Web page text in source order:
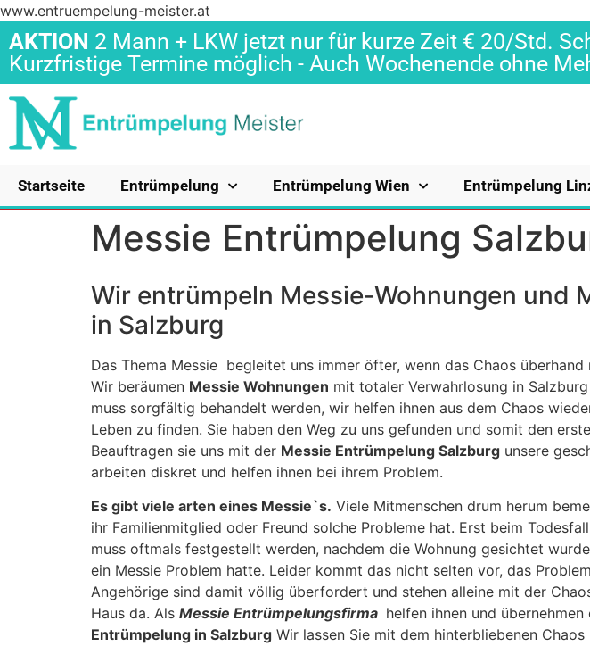
www.entruempelung-meister.at
AKTION 2 Mann + LKW jetzt nur für kurze Zeit € 20/Std.
Kurzfristige Termine möglich - Auch Wochenende ohne
Startseite Entrümpelung Entrümpelung Wien Entrümpelung
Messie Entrümpelung
Wir entrümpeln Messie-Wohnungen und
in Salzburg
Das Thema Messie begleitet uns immer öfter, wenn das Chaos
Wir beräumen Messie Wohnungen mit totaler Verwahrlosung in
muss sorgfältig behandelt werden, wir helfen ihnen aus dem Chaos
Leben zu finden. Sie haben den Weg zu uns gefunden und somit den
Beauftragen sie uns mit der Messie Entrümpelung Salzburg unsere
arbeiten diskret und helfen ihnen bei ihrem Problem.
Es gibt viele arten eines Messie`s. Viele Mitmenschen drum herum
ihr Familienmitglied oder Freund solche Probleme hat. Erst beim
muss oftmals festgestellt werden, nachdem die Wohnung gesichtet
ein Messie Problem hatte. Leider kommt das nicht selten vor, das
Angehörige sind damit völlig überfordert und stehen alleine mit der
Haus da. Als Messie Entrümpelungsfirma helfen ihnen und übernehmen
Entrümpelung in Salzburg Wir lassen Sie mit dem hinterbliebenen